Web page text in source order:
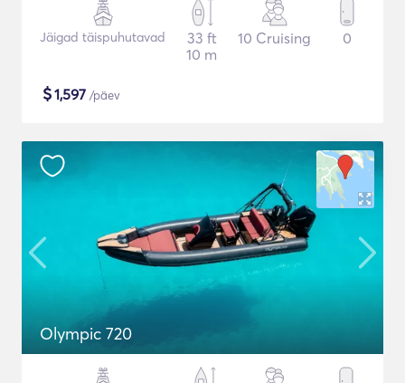
Jäigad täispuhutavad
33 ft
10 m
10 Cruising 0
$1,597 /päev
Olympic 720